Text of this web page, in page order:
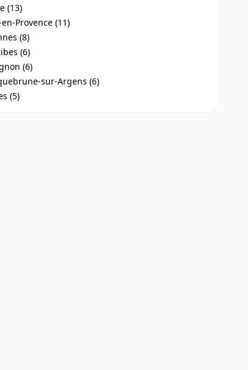
(13)
Provence (11)
(8)
(6)
(6)
sur-Argens (6)
(5)